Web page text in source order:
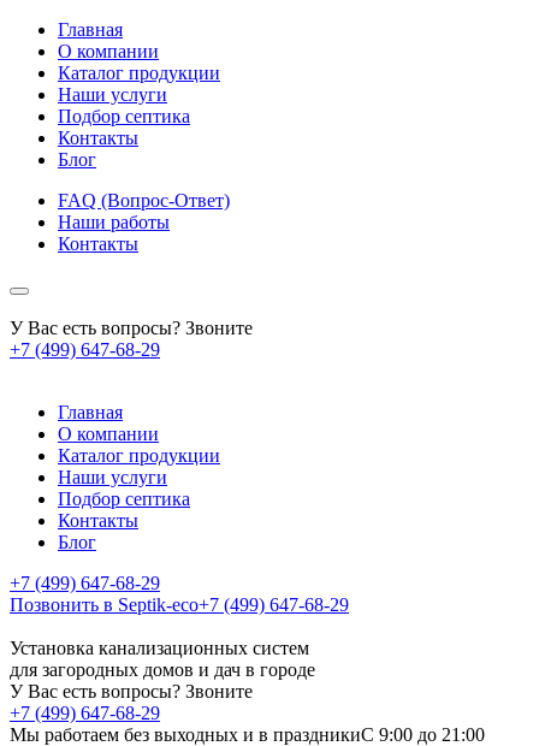
Главная
О компании
Каталог продукции
Наши услуги
Подбор септика
Контакты
Блог
FAQ (Вопрос-Ответ)
Наши работы
Контакты
У Вас есть вопросы? Звоните
+7 (499) 647-68-29
Главная
О компании
Каталог продукции
Наши услуги
Подбор септика
Контакты
Блог
+7 (499) 647-68-29
Позвонить в Septik-eco+7 (499) 647-68-29
Установка канализационных систем
для загородных домов и дач в городе
У Вас есть вопросы? Звоните
+7 (499) 647-68-29
Мы работаем без выходных и в праздникиC 9:00 до 21:00